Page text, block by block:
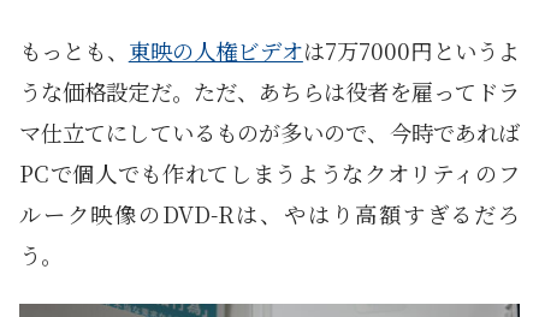
もっとも、 東映の人権ビデオは7万7000円というよ
うな価格設定だ。ただ、あちらは役者を雇ってドラ
マ仕立てにしているものが多いので、今時であれば
PCで個人でも作れてしまうようなクオリティのフ
ルーク映像のDVD-Rは、やはり高額すぎるだろ
う。